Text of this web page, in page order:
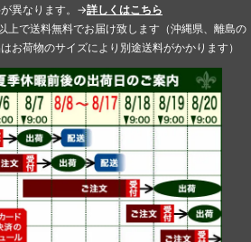
が異なります。→詳しくはこちら
上で送料無料でお届け致します（沖縄県、離島の
お荷物のサイズにより別途送料がかかります）